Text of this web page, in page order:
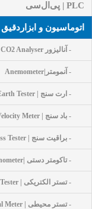
PLC | پی‌ال‌سی
اتوماسیون و ابزاردقیق
- آنالیزور CO2 | CO2 Analyser
- آنمومتر|Anemometer
- ارت سنج | Earth Tester
- باد سنج | Air Velocity Meter
- براقیت سنج | Gloss Meter| Gloss Tester
- تاکومتر دستی |Handheld Tachometer
- تستر الکتریکی | Electrical Tester
- تستر محیطی | Environmental Meter